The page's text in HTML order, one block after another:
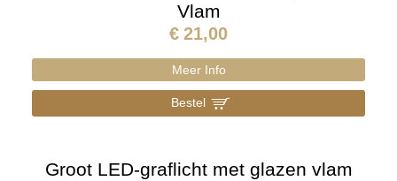
Vlam
€ 21,00
Meer Info
Bestel ]
Groot LED-graflicht met glazen vlam